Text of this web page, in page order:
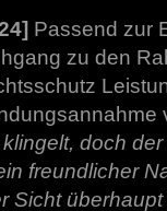
Passend zur
zu den
doch
freundlicher
Sicht